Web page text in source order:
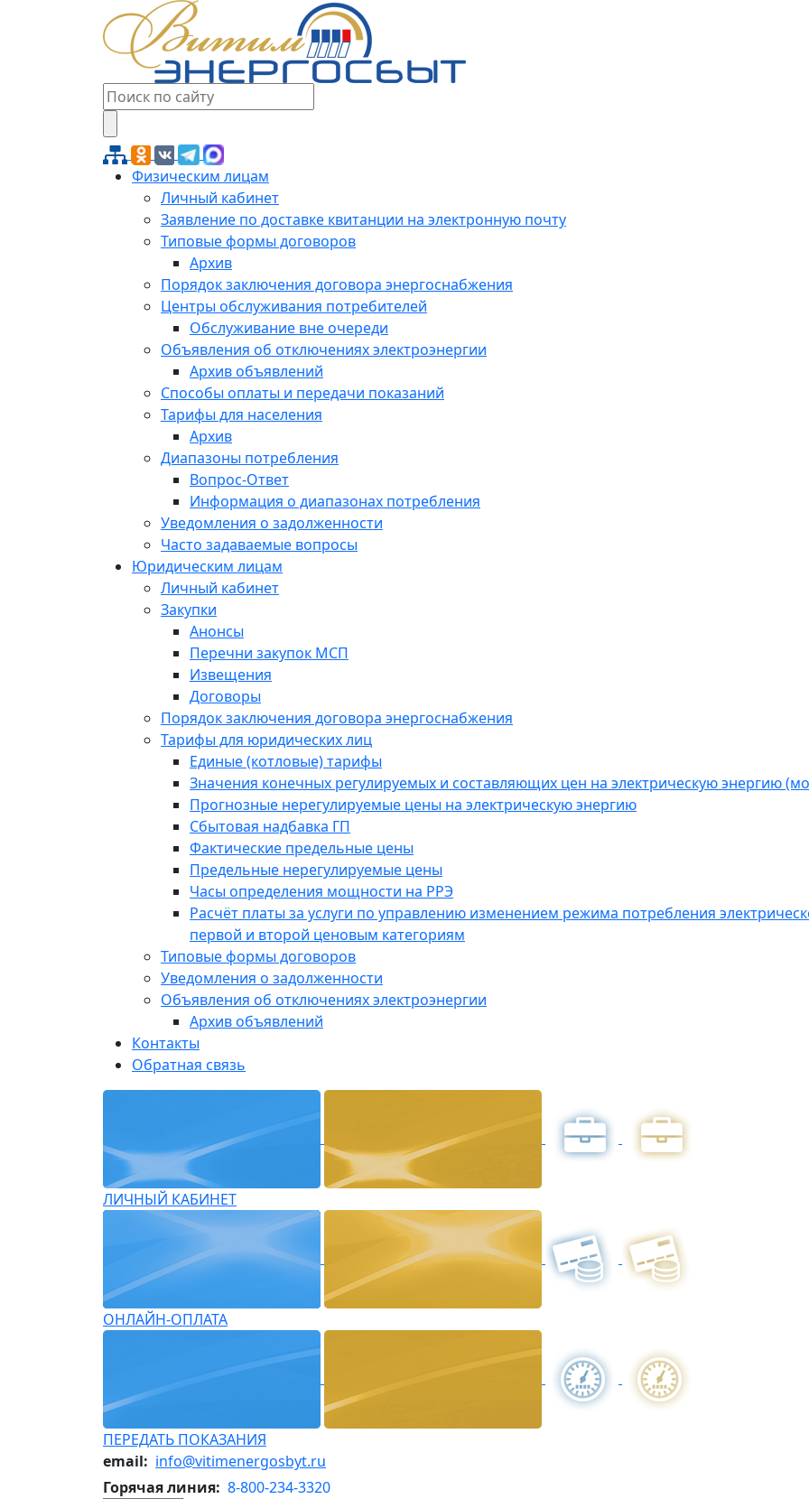
Физическим лицам
Личный кабинет
Заявление по доставке квитанции на электронную почту
Типовые формы договоров
Архив
Порядок заключения договора энергоснабжения
Центры обслуживания потребителей
Обслуживание вне очереди
Объявления об отключениях электроэнергии
Архив объявлений
Способы оплаты и передачи показаний
Тарифы для населения
Архив
Диапазоны потребления
Вопрос-Ответ
Информация о диапазонах потребления
Уведомления о задолженности
Часто задаваемые вопросы
Юридическим лицам
Личный кабинет
Закупки
Анонсы
Перечни закупок МСП
Извещения
Договоры
Порядок заключения договора энергоснабжения
Тарифы для юридических лиц
Единые (котловые) тарифы
Значения конечных регулируемых и составляющих цен на электрическую энергию
Прогнозные нерегулируемые цены на электрическую энергию
Сбытовая надбавка ГП
Фактические предельные цены
Предельные нерегулируемые цены
Часы определения мощности на РРЭ
Расчёт платы за услуги по управлению изменением режима потребления
первой и второй ценовым категориям
Типовые формы договоров
Уведомления о задолженности
Объявления об отключениях электроэнергии
Архив объявлений
Контакты
Обратная связь
ЛИЧНЫЙ КАБИНЕТ
ОНЛАЙН-ОПЛАТА
ПЕРЕДАТЬ ПОКАЗАНИЯ
email: info@vitimenergosbyt.ru
Горячая линия: 8-800-234-3320